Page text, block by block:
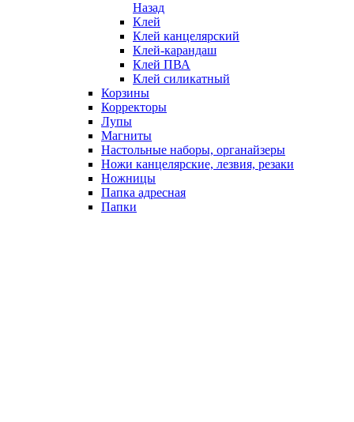
Назад
Клей
Клей канцелярский
Клей-карандаш
Клей ПВА
Клей силикатный
Корзины
Корректоры
Лупы
Магниты
Настольные наборы, органайзеры
Ножи канцелярские, лезвия, резаки
Ножницы
Папка адресная
Папки